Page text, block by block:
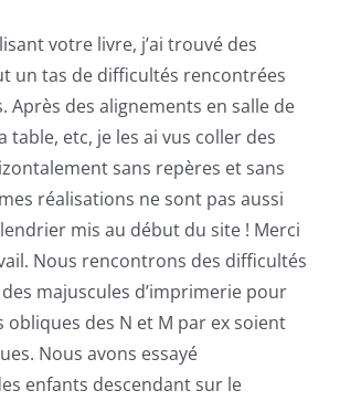
votre livre, j’ai trouvé des
un tas de difficultés rencontrées
Après des alignements en salle de
table, etc, je les ai vus coller des
sans repères et sans
réalisations ne sont pas aussi
mis au début du site ! Merci
Nous rencontrons des difficultés
majuscules d’imprimerie pour
obliques des N et M par ex soient
Nous avons essayé
enfants descendant sur le